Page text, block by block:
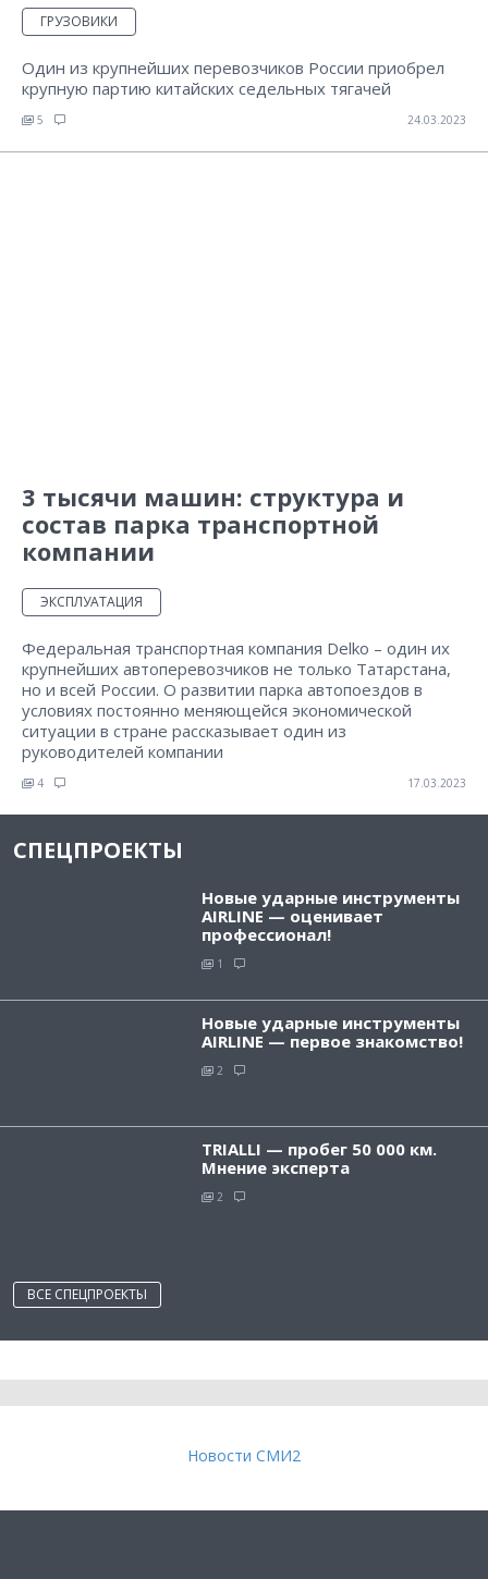
ГРУЗОВИКИ
Один из крупнейших перевозчиков России приобрел
крупную партию китайских седельных тягачей
5 24.03.2023
3 тысячи машин: структура и
состав парка транспортной
компании
ЭКСПЛУАТАЦИЯ
Федеральная транспортная компания Delko – один их
крупнейших автоперевозчиков не только Татарстана,
но и всей России. О развитии парка автопоездов в
условиях постоянно меняющейся экономической
ситуации в стране рассказывает один из
руководителей компании
4 17.03.2023
СПЕЦПРОЕКТЫ
Новые ударные инструменты
AIRLINE — оценивает
профессионал!
1
Новые ударные инструменты
AIRLINE — первое знакомство!
2
TRIALLI — пробег 50 000 км.
Мнение эксперта
2
ВСЕ СПЕЦПРОЕКТЫ
Новости СМИ2